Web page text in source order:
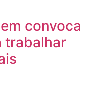
convoca
trabalhar